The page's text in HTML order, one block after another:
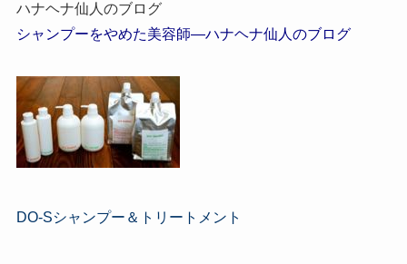
ハナヘナ仙人のブログ
シャンプーをやめた美容師―ハナヘナ仙人のブログ
DO-Sシャンプー＆トリートメント